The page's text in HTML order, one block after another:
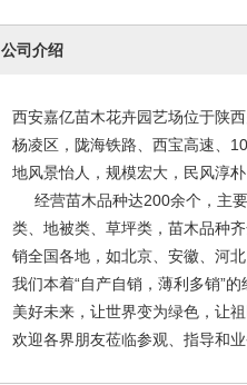
公司介绍
西安嘉亿苗木花卉园艺场位于陕
杨凌区，陇海铁路、西宝高速、
地风景怡人，规模宏大，民风淳
经营苗木品种达200余个，主要
类、地被类、草坪类，苗木品种
销全国各地，如北京、安徽、河
我们本着“自产自销，薄利多销”
美好未来，让世界变为绿色，让
欢迎各界朋友莅临参观、指导和